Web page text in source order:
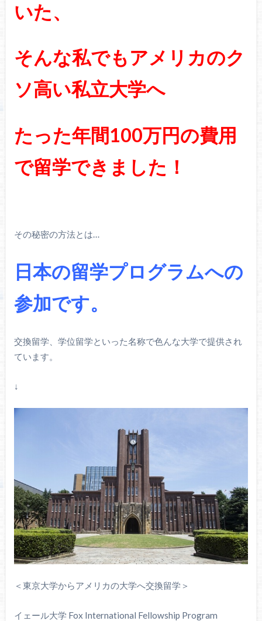
いた、
そんな私でもアメリカのク
ソ高い私立大学へ
たった年間100万円の費用
で留学できました！
その秘密の方法とは…
日本の留学プログラムへの
参加です。
交換留学、学位留学といった名称で色んな大学で提供され
ています。
↓
＜東京大学からアメリカの大学へ交換留学＞
イェール大学 Fox International Fellowship Program